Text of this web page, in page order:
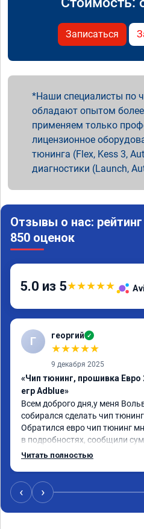
Записаться
Наши специалисты по
обладают опытом
применяем только
лицензионное
тюнинга (Flex, Kess 3,
диагностики (Launch,
Отзывы о нас:
850 оценок
5.0 из 5★★★★★
Г георгий ✓
★★★★★
9 декабря 2025
«Чип тюнинг, прошивка
егр Adblue»
Всем доброго дня,у меня
собирался сделать чип
Обратился евро чип тюнинг
в подробностях, сообщили
Приехал в назначенное время
своё дело рекомендую 👍
Читать полностью
‹ ›